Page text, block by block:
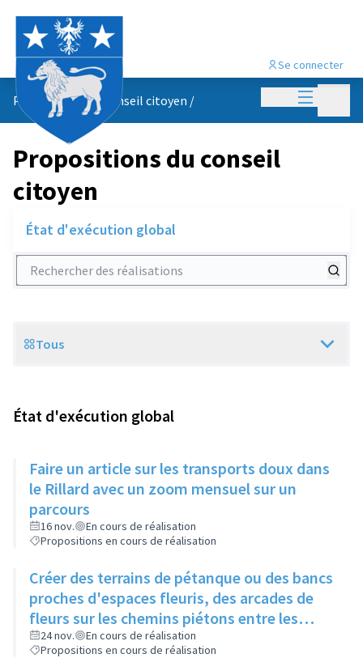
Menu
Se connecter
Propositions du conseil citoyen /
Propositions du conseil
citoyen
État d'exécution global
Rechercher des réalisations
Scope
Tous
État d'exécution global
Faire un article sur les transports doux dans
le Rillard avec un zoom mensuel sur un
parcours
16 nov.
En cours de réalisation
Propositions en cours de réalisation
Créer des terrains de pétanque ou des bancs
proches d'espaces fleuris, des arcades de
fleurs sur les chemins piétons entre les
immeubles
24 nov.
En cours de réalisation
Propositions en cours de réalisation